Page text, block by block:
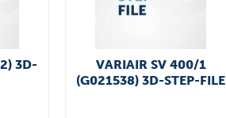
3D-
VARIAIR SV 400/1
(G021538) 3D-STEP-FILE